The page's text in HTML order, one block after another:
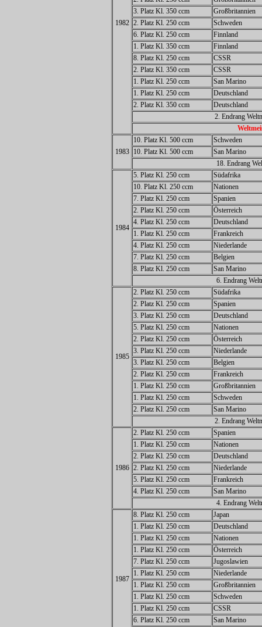
1982
3. Platz Kl. 350 ccm
Großbritannien
2. Platz Kl. 250 ccm
Schweden
6. Platz Kl. 250 ccm
Finnland
1. Platz Kl. 350 ccm
Finnland
8. Platz Kl. 250 ccm
CSSR
2. Platz Kl. 350 ccm
CSSR
1. Platz Kl. 250 ccm
San Marino
1. Platz Kl. 250 ccm
Deutschland
2. Platz Kl. 350 ccm
Deutschland
2. Endrang
1983
10. Platz Kl. 500 ccm
Schweden
10. Platz Kl. 500 ccm
San Marino
18. Endrang
1984
5. Platz Kl. 250 ccm
Südafrika
10. Platz Kl. 250 ccm
Nationen
7. Platz Kl. 250 ccm
Spanien
2. Platz Kl. 250 ccm
Österreich
4. Platz Kl. 250 ccm
Deutschland
1. Platz Kl. 250 ccm
Frankreich
4. Platz Kl. 250 ccm
Niederlande
7. Platz Kl. 250 ccm
Belgien
8. Platz Kl. 250 ccm
San Marino
6. Endrang
1985
2. Platz Kl. 250 ccm
Südafrika
2. Platz Kl. 250 ccm
Spanien
3. Platz Kl. 250 ccm
Deutschland
5. Platz Kl. 250 ccm
Nationen
2. Platz Kl. 250 ccm
Österreich
3. Platz Kl. 250 ccm
Niederlande
3. Platz Kl. 250 ccm
Belgien
2. Platz Kl. 250 ccm
Frankreich
1. Platz Kl. 250 ccm
Großbritannien
1. Platz Kl. 250 ccm
Schweden
2. Platz Kl. 250 ccm
San Marino
2. Endrang
1986
2. Platz Kl. 250 ccm
Spanien
1. Platz Kl. 250 ccm
Nationen
2. Platz Kl. 250 ccm
Deutschland
2. Platz Kl. 250 ccm
Niederlande
5. Platz Kl. 250 ccm
Frankreich
4. Platz Kl. 250 ccm
San Marino
4. Endrang
1987
8. Platz Kl. 250 ccm
Japan
1. Platz Kl. 250 ccm
Deutschland
1. Platz Kl. 250 ccm
Nationen
1. Platz Kl. 250 ccm
Österreich
7. Platz Kl. 250 ccm
Jugoslawien
1. Platz Kl. 250 ccm
Niederlande
1. Platz Kl. 250 ccm
Großbritannien
1. Platz Kl. 250 ccm
Schweden
1. Platz Kl. 250 ccm
CSSR
6. Platz Kl. 250 ccm
San Marino